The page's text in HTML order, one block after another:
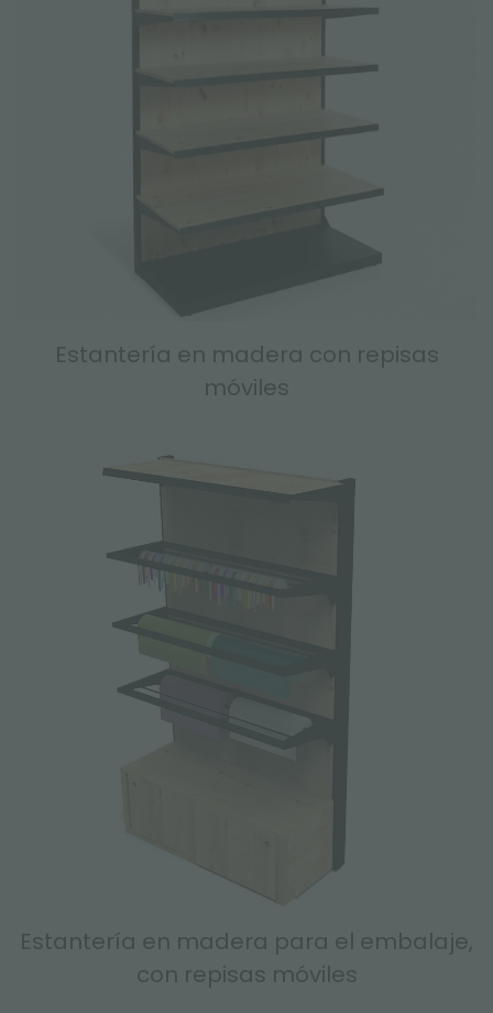
Estantería en madera con repisas
móviles
Estantería en madera para el embalaje,
con repisas móviles